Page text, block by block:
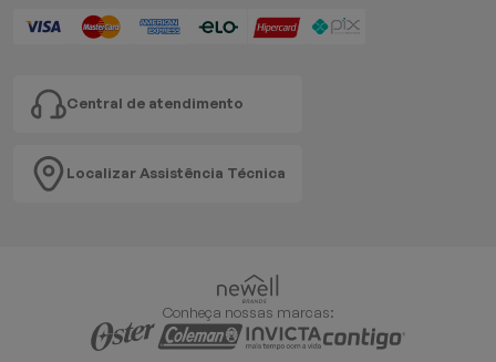
Central de atendimento
Localizar Assistência Técnica
Conheça nossas marcas: